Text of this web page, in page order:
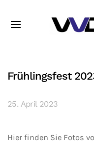
Frühlingsfest
25. April 2023
Hier finden Sie Fotos